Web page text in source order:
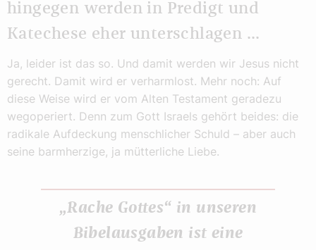
hingegen werden in Predigt und
Katechese eher unterschlagen ...
Ja, leider ist das so. Und damit werden wir Jesus nicht
gerecht. Damit wird er verharmlost. Mehr noch: Auf
diese Weise wird er vom Alten Testament geradezu
wegoperiert. Denn zum Gott Israels gehört beides: die
radikale Aufdeckung menschlicher Schuld – aber auch
seine barmherzige, ja mütterliche Liebe.
„Rache Gottes“ in unseren
Bibelausgaben ist eine